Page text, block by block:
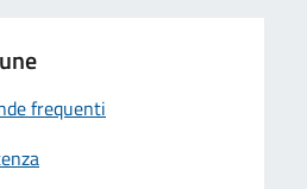
frequenti